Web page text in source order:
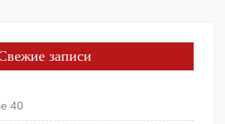
записи
40